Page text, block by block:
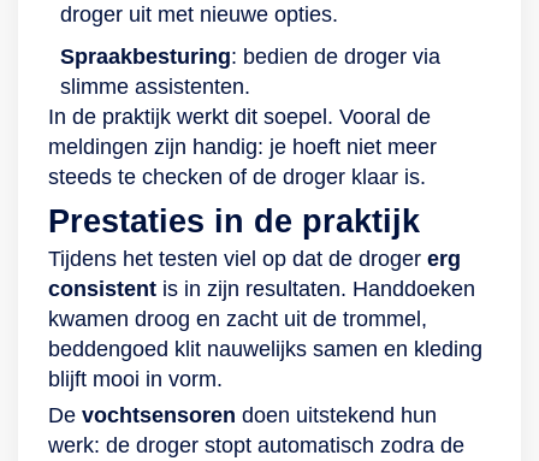
droger uit met nieuwe opties.
Spraakbesturing: bedien de droger via
slimme assistenten.
In de praktijk werkt dit soepel. Vooral de
meldingen zijn handig: je hoeft niet meer
steeds te checken of de droger klaar is.
Prestaties in de praktijk
Tijdens het testen viel op dat de droger erg
consistent is in zijn resultaten. Handdoeken
kwamen droog en zacht uit de trommel,
beddengoed klit nauwelijks samen en kleding
blijft mooi in vorm.
De vochtsensoren doen uitstekend hun
werk: de droger stopt automatisch zodra de